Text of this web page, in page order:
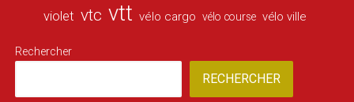
violet vtc vtt vélo cargo vélo course vélo ville
Rechercher
RECHERCHER